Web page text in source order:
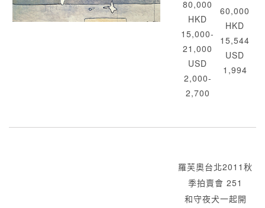
80,000
HKD
15,000-
21,000
USD
2,000-
2,700
60,000
HKD
15,544
USD
1,994
羅芙奧台北2011秋
季拍賣會 251
和守夜犬一起開